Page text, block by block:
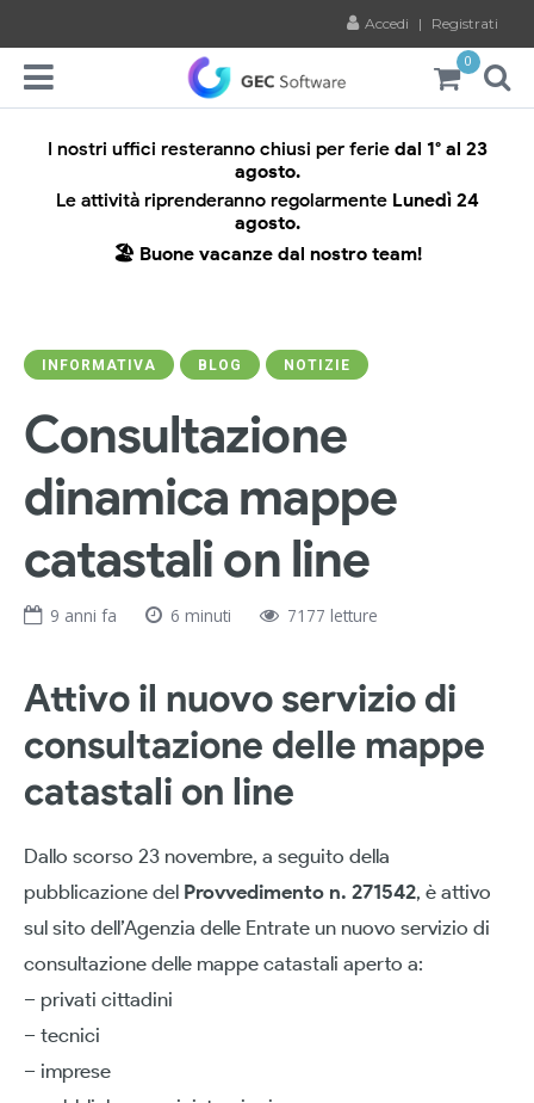
Accedi | Registrati
0
I nostri uffici resteranno chiusi per ferie dal 1° al 23
agosto.
Le attività riprenderanno regolarmente Lunedì 24
agosto.
🏖️ Buone vacanze dal nostro team!
INFORMATIVA BLOG NOTIZIE
Consultazione
dinamica mappe
catastali on line
9 anni fa 6 minuti 7177 letture
Attivo il nuovo servizio di
consultazione delle mappe
catastali on line
Dallo scorso 23 novembre, a seguito della
pubblicazione del Provvedimento n. 271542, è attivo
sul sito dell’Agenzia delle Entrate un nuovo servizio di
consultazione delle mappe catastali aperto a:
– privati cittadini
– tecnici
– imprese